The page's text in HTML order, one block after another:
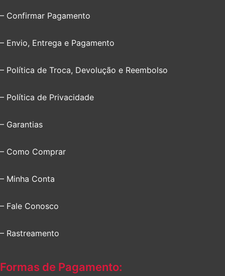
– Confirmar Pagamento
– Envio, Entrega e Pagamento
– Política de Troca, Devolução e Reembolso
– Política de Privacidade
– Garantias
– Como Comprar
– Minha Conta
– Fale Conosco
– Rastreamento
Formas de Pagamento: